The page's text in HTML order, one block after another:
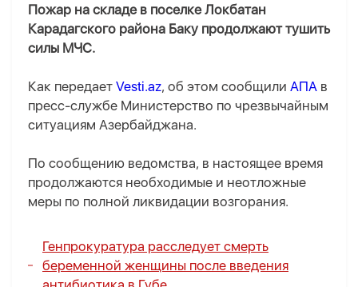
Пожар на складе в поселке Локбатан
Карадагского района Баку продолжают тушить
силы МЧС.
Как передает Vesti.az, об этом сообщили АПА в
пресс-службе Министерство по чрезвычайным
ситуациям Азербайджана.
По сообщению ведомства, в настоящее время
продолжаются необходимые и неотложные
меры по полной ликвидации возгорания.
Генпрокуратура расследует смерть
беременной женщины после введения